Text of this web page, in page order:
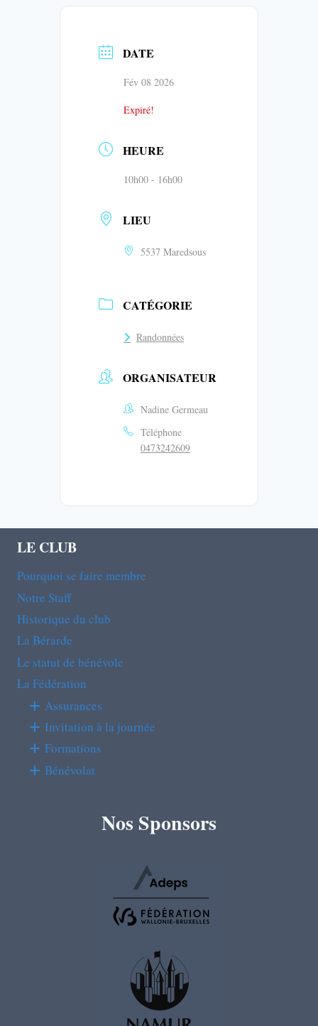
DATE
Fév 08 2026
Expiré!
HEURE
10h00 - 16h00
LIEU
5537 Maredsous
CATÉGORIE
Randonnées
ORGANISATEUR
Nadine Germeau
Téléphone
0473242609
LE CLUB
Pourquoi se faire membre
Notre Staff
Historique du club
La Bérarde
Le statut de bénévole
La Fédération
Assurances
Invitation à la journée
Formations
Bénévolat
Nos Sponsors